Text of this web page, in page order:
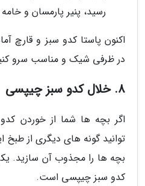
رسید، پنیر پارمسان و خامه
اکنون پاستا کدو سبز و قارچ
در ظرفی شیک و مناسب سرو
8. خلال کدو سبز چیپسی
اگر بچه ها شما از خوردن
توانید گونه های دیگری از طبخ
بچه ها را مجذوب آن سازید.
کدو سبز چیپسی است.